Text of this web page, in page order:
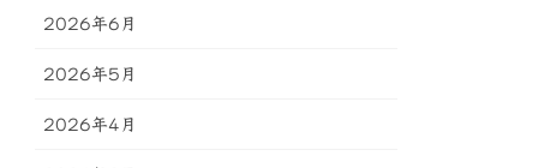
2026年6月
2026年5月
2026年4月